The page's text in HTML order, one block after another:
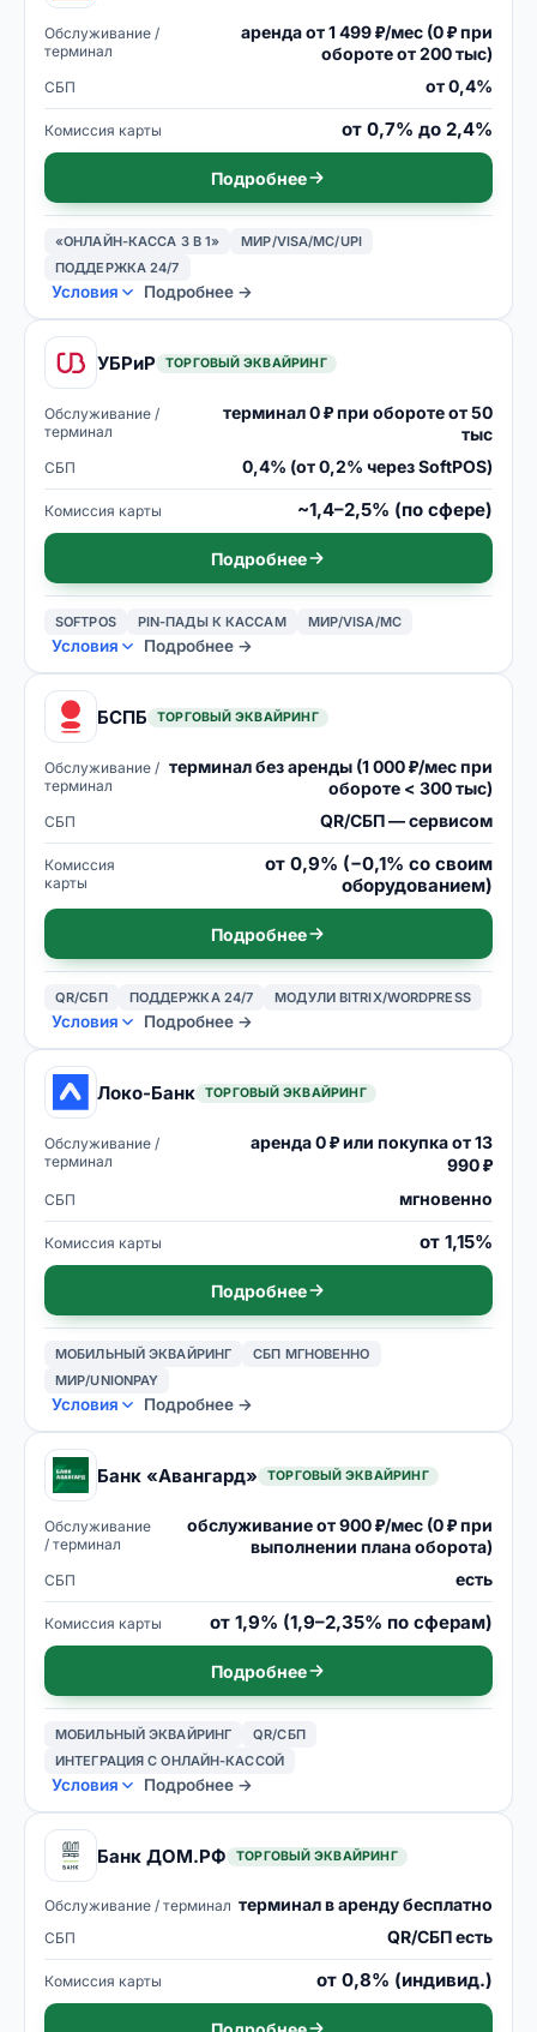
Обслуживание /
терминал
аренда от 1 499 ₽/мес (0 ₽ при
обороте от 200 тыс)
СБП от 0,4%
Комиссия карты от 0,7% до 2,4%
Подробнее
«ОНЛАЙН-КАССА 3 В 1»
МИР/VISA/MC/UPI
ПОДДЕРЖКА 24/7
Условия Подробнее →
УБРиР ТОРГОВЫЙ ЭКВАЙРИНГ
Обслуживание /
терминал
терминал 0 ₽ при обороте от 50
тыс
СБП 0,4% (от 0,2% через SoftPOS)
Комиссия карты ~1,4–2,5% (по сфере)
Подробнее
SOFTPOS PIN-ПАДЫ К КАССАМ МИР/VISA/MC
Условия Подробнее →
БСПБ ТОРГОВЫЙ ЭКВАЙРИНГ
Обслуживание /
терминал
терминал без аренды (1 000 ₽/мес при
обороте < 300 тыс)
СБП QR/СБП — сервисом
Комиссия
карты
от 0,9% (−0,1% со своим
оборудованием)
Подробнее
QR/СБП ПОДДЕРЖКА 24/7 МОДУЛИ BITRIX/WORDPRESS
Условия Подробнее →
Локо-Банк ТОРГОВЫЙ ЭКВАЙРИНГ
Обслуживание /
терминал
аренда 0 ₽ или покупка от 13
990 ₽
СБП мгновенно
Комиссия карты от 1,15%
Подробнее
МОБИЛЬНЫЙ ЭКВАЙРИНГ
СБП МГНОВЕННО
МИР/UNIONPAY
Условия Подробнее →
Банк «Авангард» ТОРГОВЫЙ ЭКВАЙРИНГ
Обслуживание
/ терминал
обслуживание от 900 ₽/мес (0 ₽ при
выполнении плана оборота)
СБП есть
Комиссия карты от 1,9% (1,9–2,35% по сферам)
Подробнее
МОБИЛЬНЫЙ ЭКВАЙРИНГ
QR/СБП
ИНТЕГРАЦИЯ С ОНЛАЙН-КАССОЙ
Условия Подробнее →
Банк ДОМ.РФ ТОРГОВЫЙ ЭКВАЙРИНГ
Обслуживание / терминал терминал в аренду бесплатно
СБП QR/СБП есть
Комиссия карты от 0,8% (индивид.)